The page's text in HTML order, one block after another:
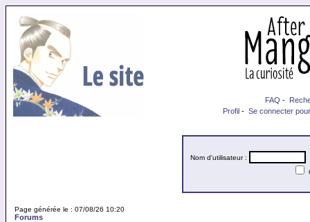
FAQ -
Profil - Se connecter
Nom d'utilisateur :
Page générée le : 07/08/26 10:20
Forums